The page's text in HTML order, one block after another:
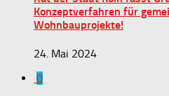
Konzeptverfahren für
Wohnbauprojekte!
24. Mai 2024
0